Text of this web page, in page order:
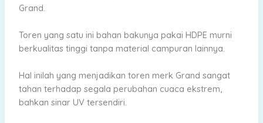
Grand.
Toren yang satu ini bahan bakunya pakai HDPE murni
berkualitas tinggi tanpa material campuran lainnya.
Hal inilah yang menjadikan toren merk Grand sangat
tahan terhadap segala perubahan cuaca ekstrem,
bahkan sinar UV tersendiri.